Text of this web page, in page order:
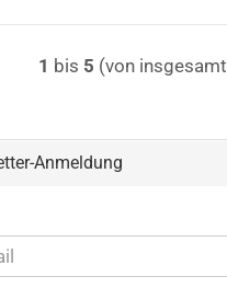
1 bis 5 (von insgesamt
Anmeldung